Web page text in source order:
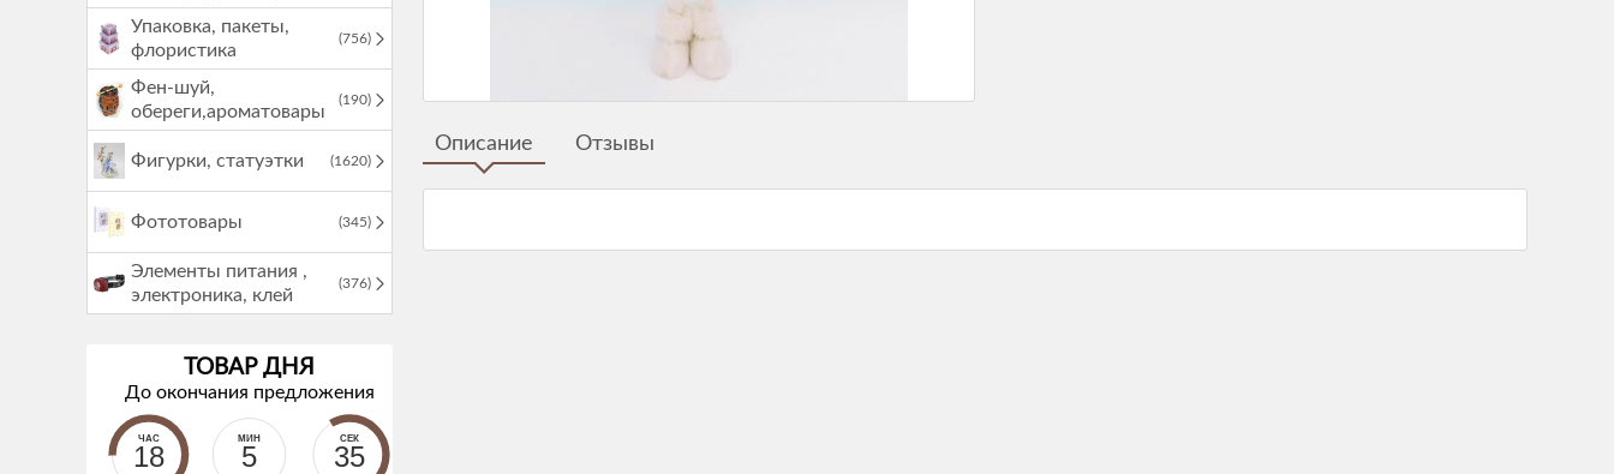
Упаковка, пакеты,
флористика
(756)
Фен-шуй,
обереги,ароматовары
(190)
Фигурки, статуэтки (1620)
Фототовары (345)
Элементы питания ,
электроника, клей
(376)
ТОВАР ДНЯ
До окончания предложения
ЧАС
18
МИН
5
СЕК
34
Описание Отзывы